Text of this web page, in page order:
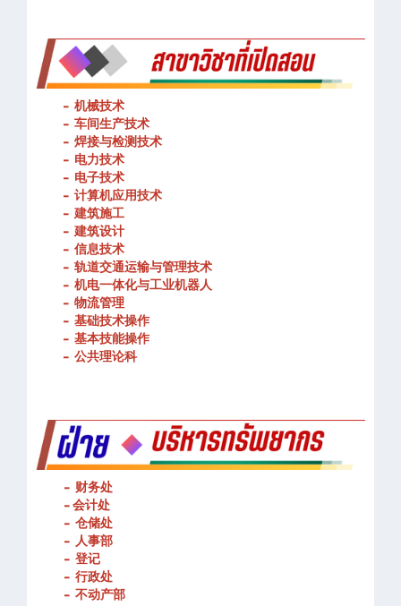
- 机械技术
- 车间生产技术
- 焊接与检测技术
- 电力技术
- 电子技术
- 计算机应用技术
-建筑施工
-建筑设计
- 信息技术
- 轨道交通运输与管理技术
- 机电一体化与工业机器人
- 物流管理
- 基础技术操作
- 基本技能操作
- 公共理论科
- 财务处
-会计处
- 仓储处
- 人事部
- 登记
- 行政处
- 不动产部